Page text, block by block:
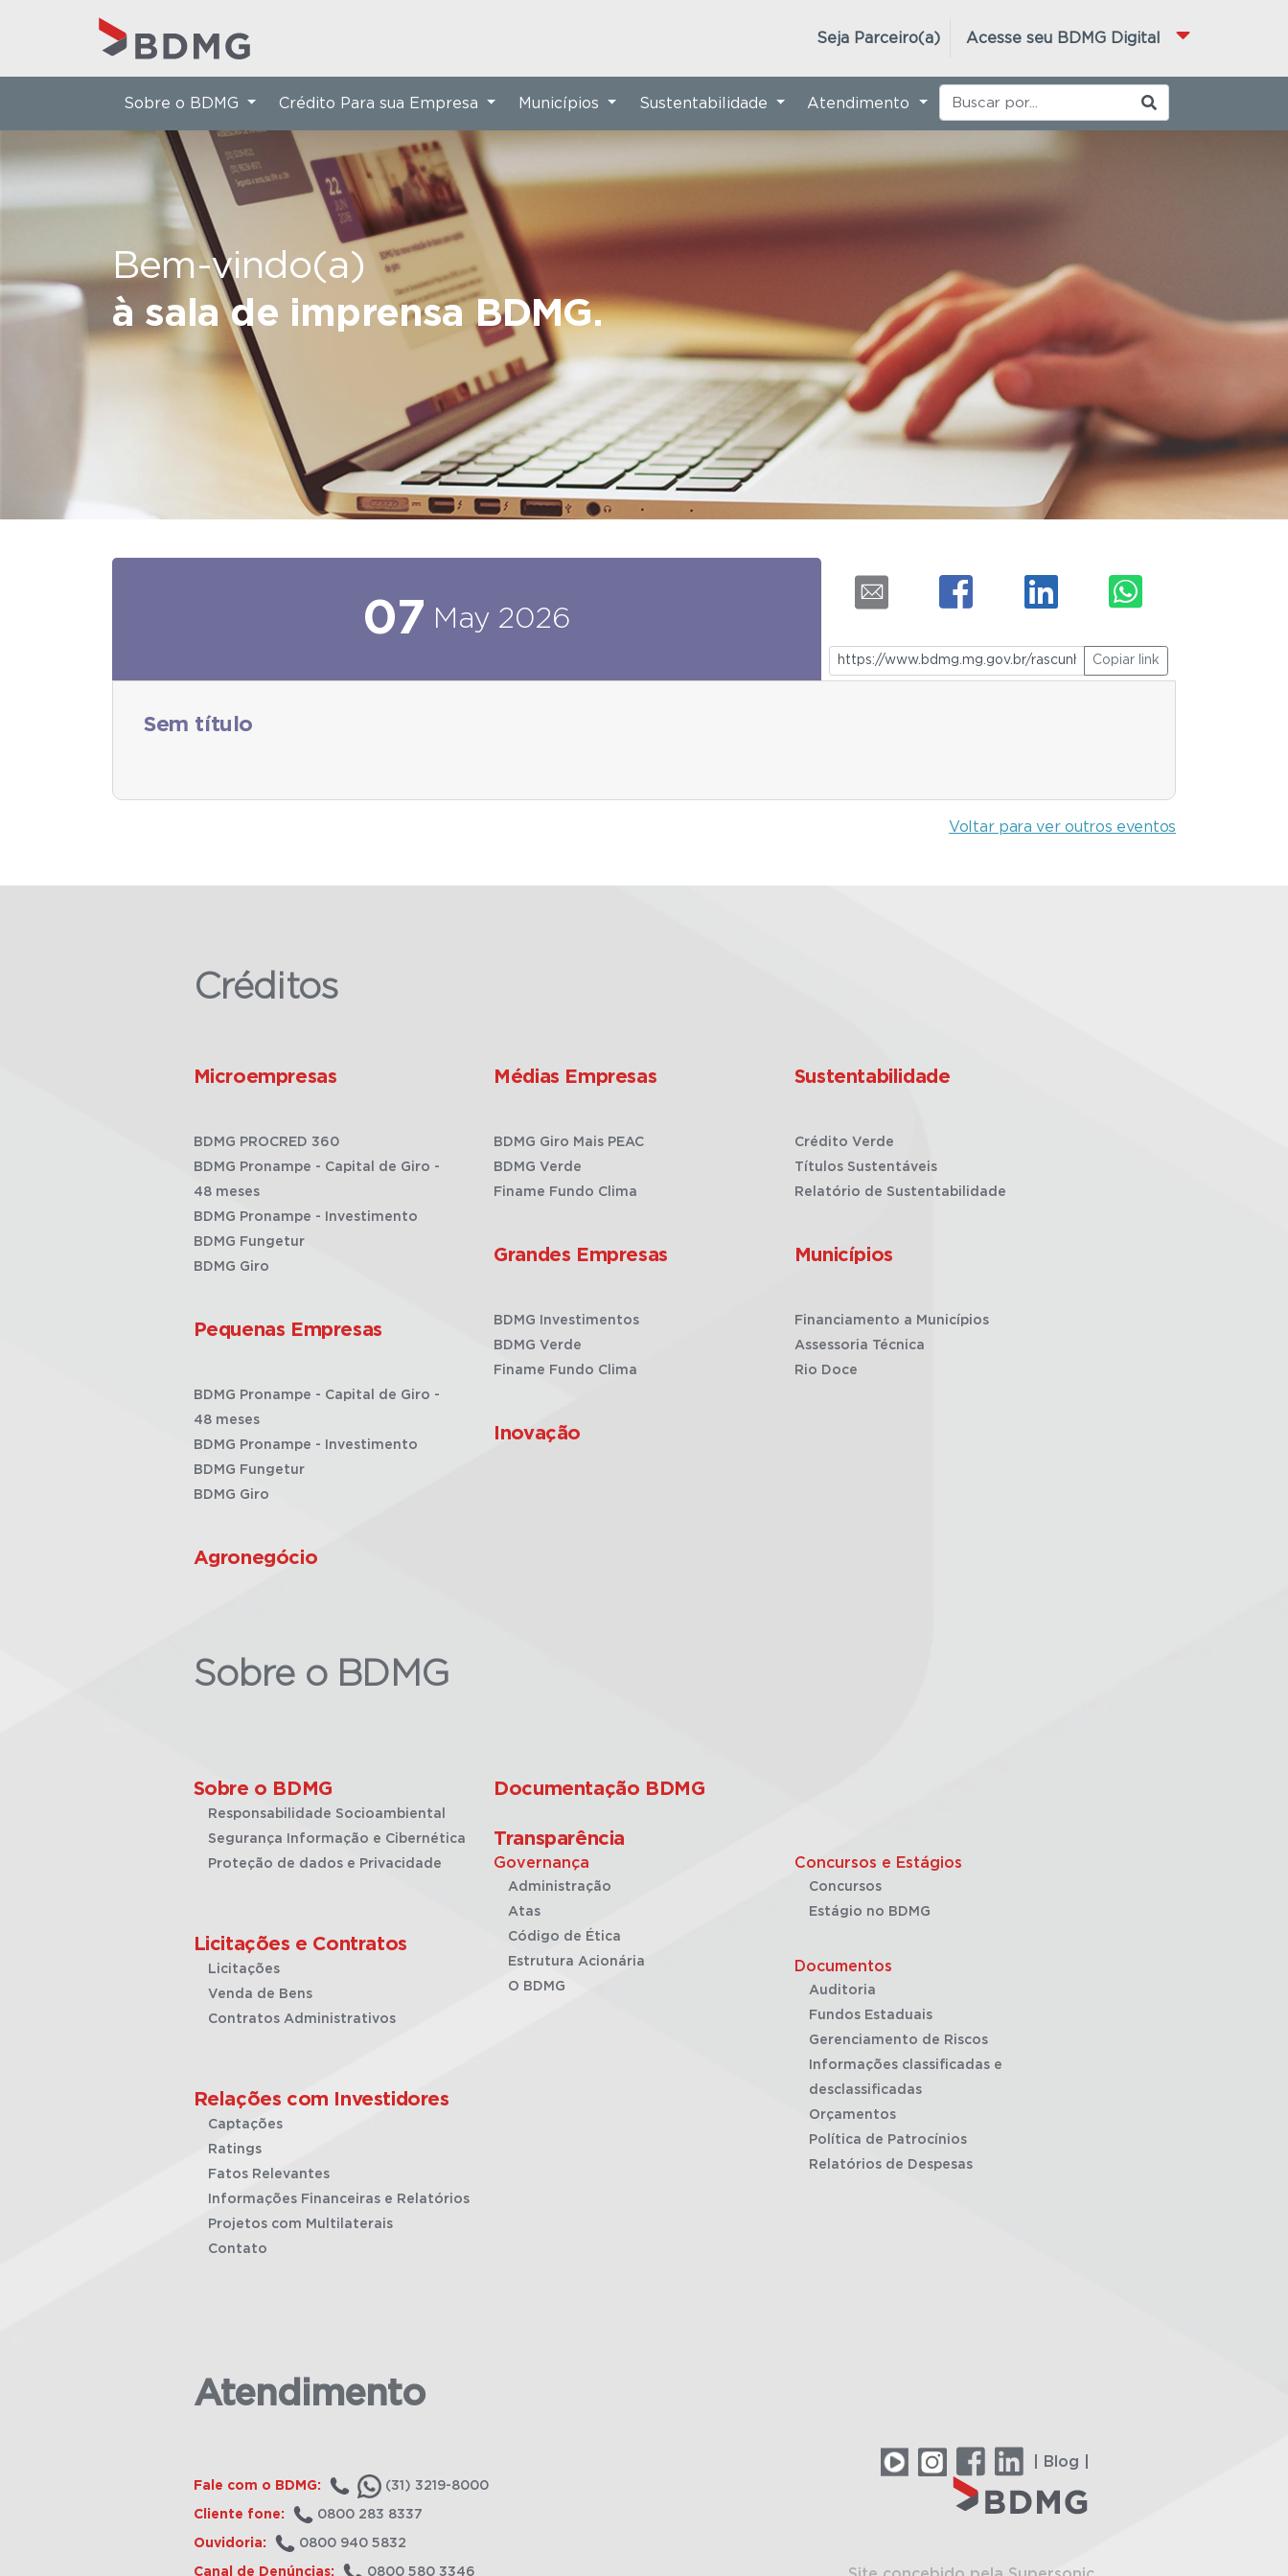
Acesse seu BDMG Digital
Seja Parceiro(a)
Bem-vindo(a)
à sala de imprensa BDMG.
Sobre o BDMG Crédito Para sua Empresa Municípios Sustentabilidade Atendimento
07 May 2026
Copiar link
Sem título
Voltar para ver outros eventos
Créditos
Microempresas
BDMG PROCRED 360
BDMG Pronampe - Capital de Giro -
48 meses
BDMG Pronampe - Investimento
BDMG Fungetur
BDMG Giro
Pequenas Empresas
BDMG Pronampe - Capital de Giro -
48 meses
BDMG Pronampe - Investimento
BDMG Fungetur
BDMG Giro
Agronegócio
Médias Empresas
BDMG Giro Mais PEAC
BDMG Verde
Finame Fundo Clima
Grandes Empresas
BDMG Investimentos
BDMG Verde
Finame Fundo Clima
Inovação
Sustentabilidade
Crédito Verde
Títulos Sustentáveis
Relatório de Sustentabilidade
Municípios
Financiamento a Municípios
Assessoria Técnica
Rio Doce
Sobre o BDMG
Sobre o BDMG
Responsabilidade Socioambiental
Segurança Informação e Cibernética
Proteção de dados e Privacidade
Licitações e Contratos
Licitações
Venda de Bens
Contratos Administrativos
Relações com Investidores
Captações
Ratings
Fatos Relevantes
Informações Financeiras e Relatórios
Projetos com Multilaterais
Contato
Documentação BDMG
Transparência
Governança
Administração
Atas
Código de Ética
Estrutura Acionária
O BDMG
Concursos e Estágios
Concursos
Estágio no BDMG
Documentos
Auditoria
Fundos Estaduais
Gerenciamento de Riscos
Informações classificadas e
desclassificadas
Orçamentos
Política de Patrocínios
Relatórios de Despesas
Atendimento
Fale com o BDMG: (31) 3219-8000
Cliente fone: 0800 283 8337
Ouvidoria: 0800 940 5832
Canal de Denúncias: 0800 580 3346
| Blog |